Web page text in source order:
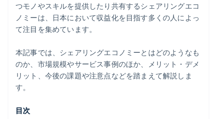
つモノやスキルを提供したり共有するシェアリングエコ
ノミーは、日本において収益化を目指す多くの人によっ
て注目を集めています。
本記事では、シェアリングエコノミーとはどのようなも
のか、市場規模やサービス事例のほか、メリット・デメ
リット、今後の課題や注意点などを踏まえて解説しま
す。
目次